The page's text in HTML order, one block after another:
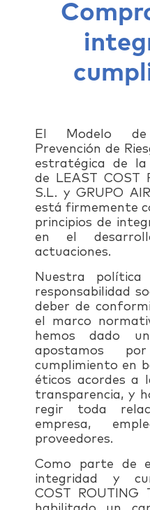
El Modelo de
Prevención de
estratégica de
de LEAST COST
S.L. y GRUPO
está firmemente
principios de
en el
actuaciones.
Nuestra
responsabilidad
deber de
el marco
hemos dado
apostamos
cumplimiento en
éticos acordes a
transparencia, y
regir toda
empresa,
proveedores.
Como parte de
integridad y
COST ROUTING